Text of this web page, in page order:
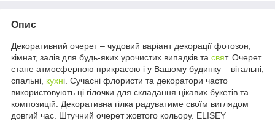
Опис
Декоративний очерет – чудовий варіант декорації фотозон,
кімнат, залів для будь-яких урочистих випадків та свят. Очерет
стане атмосферною прикрасою і у Вашому будинку – вітальні,
спальні, кухні. Сучасні флористи та декоратори часто
використовують ці гілочки для складання цікавих букетів та
композицій. Декоративна гілка радуватиме своїм виглядом
довгий час. Штучний очерет жовтого кольору. ELISEY